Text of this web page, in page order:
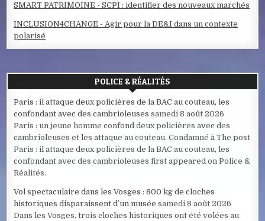
SMART PATRIMOINE - SCPI : identifier des nouveaux marchés
INCLUSION4CHANGE - Agir pour la DE&I dans un contexte
polarisé
POLICE & RÉALITÉS
Paris : il attaque deux policières de la BAC au couteau, les
confondant avec des cambrioleuses samedi 8 août 2026
Paris : un jeune homme confond deux policières avec des
cambrioleuses et les attaque au couteau. Condamné à The post
Paris : il attaque deux policières de la BAC au couteau, les
confondant avec des cambrioleuses first appeared on Police &
Réalités.
Vol spectaculaire dans les Vosges : 800 kg de cloches
historiques disparaissent d’un musée samedi 8 août 2026
Dans les Vosges, trois cloches historiques ont été volées au